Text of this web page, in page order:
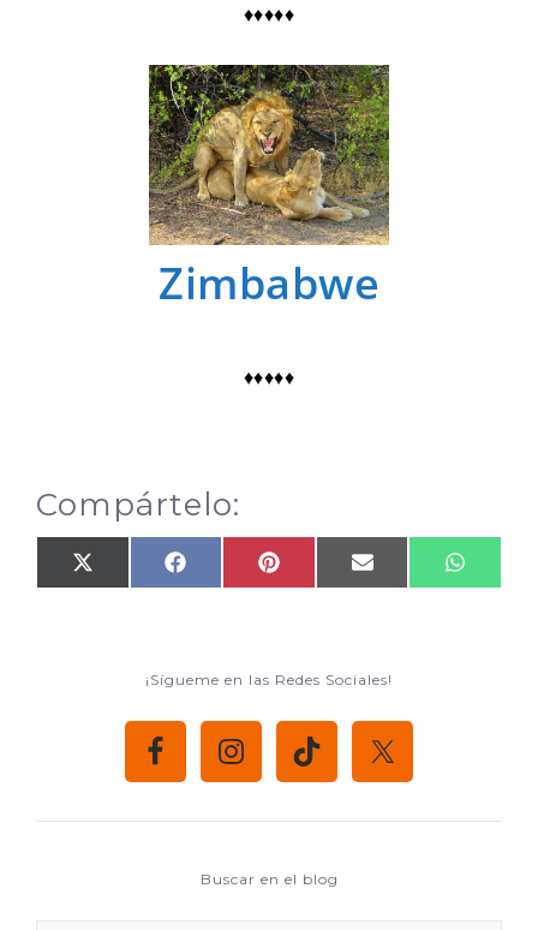
♦♦♦♦♦
Zimbabwe
♦♦♦♦♦
Compártelo:
¡Sígueme en las Redes Sociales!
Buscar en el blog